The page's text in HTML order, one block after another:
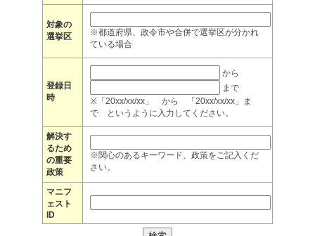
対象の
選挙区
※都道府県、政令市や合併で選挙区が分かれ
ている場合
登録日
時
から
まで
※「20xx/xx/xx」 から 「20xx/xx/xx」ま
で というように入力してください。
解決す
るため
の重要
政策
※関心のあるキーワード、政策をご記入くだ
さい。
マニフ
ェスト
ID